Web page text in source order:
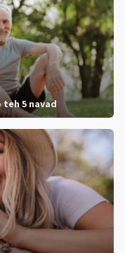
5 navad